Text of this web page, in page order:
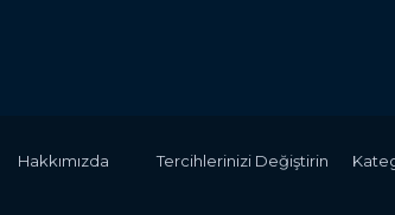
Hakkımızda Tercihlerinizi Değiştirin